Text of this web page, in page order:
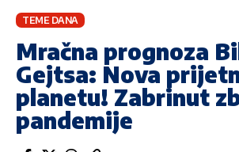
TEME DANA
Mračna prognoza
Gejtsa: Nova
planetu! Zabrinut
pandemije